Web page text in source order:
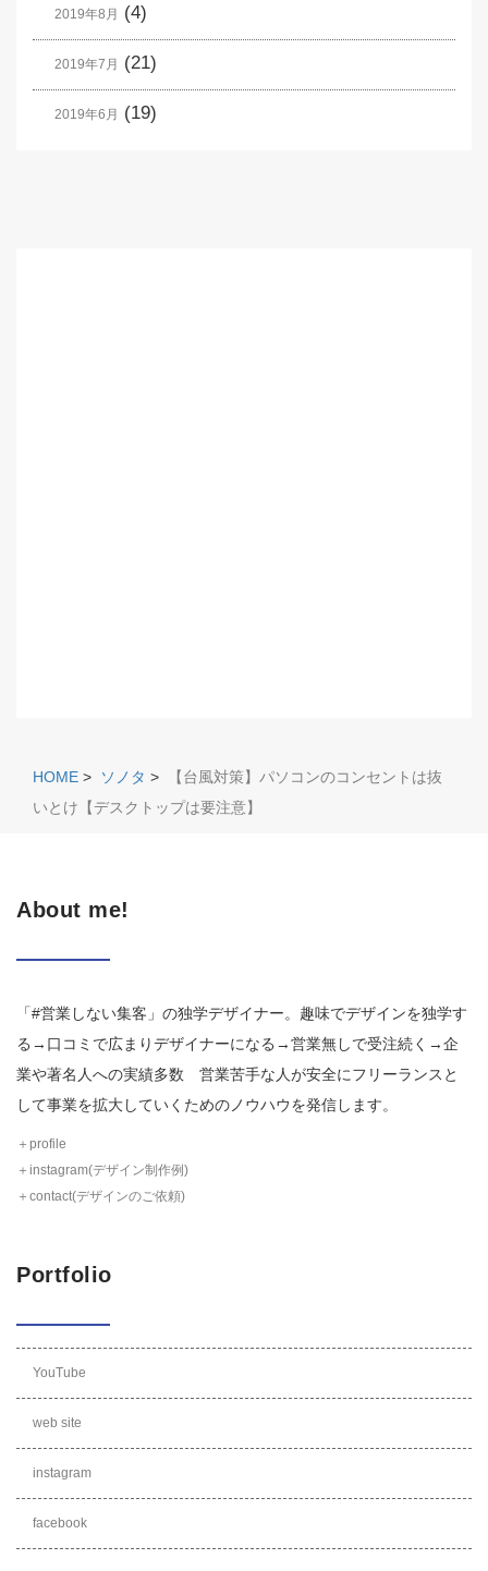
2019年8月 (4)
2019年7月 (21)
2019年6月 (19)
HOME > ソノタ >
【台風対策】パソコンのコンセントは抜
いとけ【デスクトップは要注意】
About me!
「#営業しない集客」の独学デザイナー。趣味でデザインを独学す
る→口コミで広まりデザイナーになる→営業無しで受注続く→企
業や著名人への実績多数 営業苦手な人が安全にフリーランスと
して事業を拡大していくためのノウハウを発信します。
＋profile
＋instagram(デザイン制作例)
＋contact(デザインのご依頼)
Portfolio
YouTube
web site
instagram
facebook